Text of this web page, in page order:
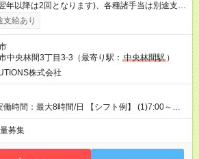
年以降は2回となります)、各種諸手当は別途支
キルを考慮し、ご相談の上で決定します。 【試
間なし
支給あり
中央林間3丁目3-3（最寄り駅： 中央林間駅 ）
株式会社
働時間：最大8時間/日 【シフト例】 (1)7:00～
17:00 (3)13:00～22:00 (4)14:00～23:00
(6)23:00～8:00
募集